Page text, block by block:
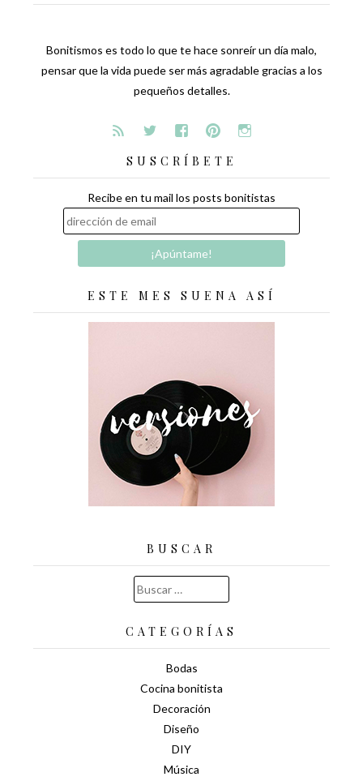
Bonitismos es todo lo que te hace sonreír un día malo,
pensar que la vida puede ser más agradable gracias a los
pequeños detalles.
SUSCRÍBETE
Recibe en tu mail los posts bonitistas
ESTE MES SUENA ASÍ
BUSCAR
Buscar:
CATEGORÍAS
Bodas
Cocina bonitista
Decoración
Diseño
DIY
Música